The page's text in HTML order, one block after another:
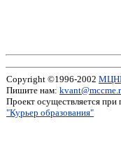
Copyright ©1996-2002
Пишите нам:
Проект осуществляется при
"Курьер образования"